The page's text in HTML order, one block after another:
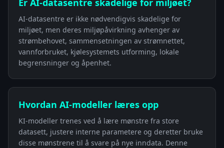
Er AI-datasentre skadelige for miljøet?
AI-datasentre er ikke nødvendigvis skadelige for
miljøet, men deres miljøpåvirkning avhenger av
strømbehovet, sammensetningen av strømnettet,
vannforbruket, kjølesystemets utforming, lokale
begrensninger og åpenhet.
Hvordan AI-modeller læres opp
KI-modeller trenes ved å lære mønstre fra store
datasett, justere interne parametere og deretter bruke
disse mønstrene til å svare på nye inndata. Denne